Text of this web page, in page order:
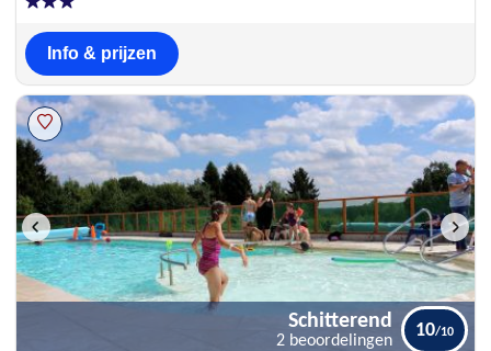
Info & prijzen
Schitterend
2 beoordelingen
10